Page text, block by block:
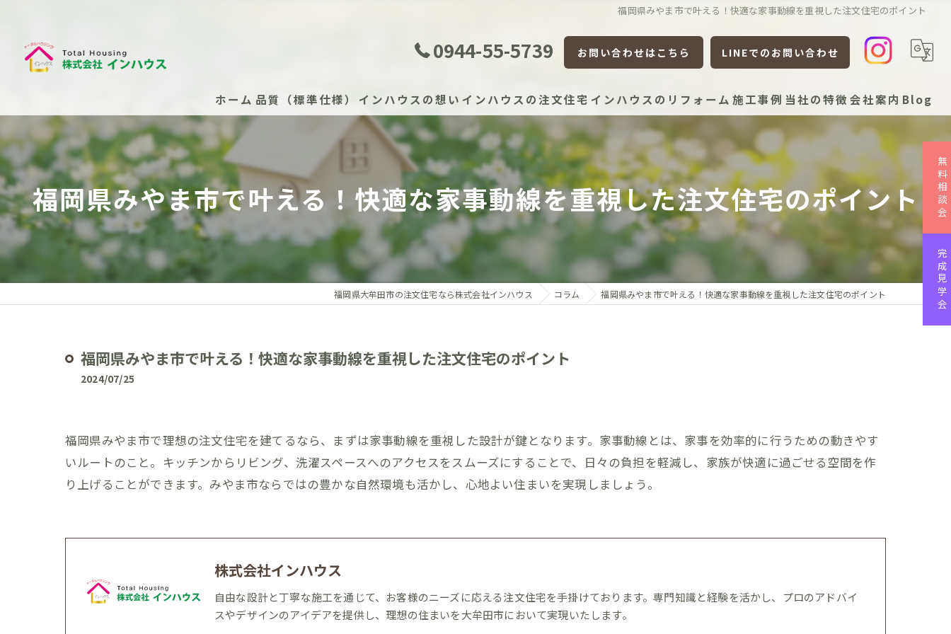
福岡県みやま市で叶える！快適な家事動線を重視した注文住宅のポイント
0944-55-5739 お問い合わせはこちら LINEでのお問い合わせ
ホーム 品質（標準仕様）
安心の保証体制
安心の保証制度
新築住宅かし保険（JIO）
安心の保証（住宅設備）
インハウスの想い インハウスの注文住宅 インハウスのリフォーム 施工事例 当社の特徴
新築
リノベーション
平屋
ローコスト
会社案内 Blog
福岡県みやま市で叶える！快適な家事動線を重視した注文住宅のポイント
福岡県大牟田市の注文住宅なら株式会社インハウス コラム 福岡県みやま市で叶える！快適な家事動線を重視した注文住宅のポイント
福岡県みやま市で叶える！快適な家事動線を重視した注文住宅のポイント
2024/07/25
福岡県みやま市で理想の注文住宅を建てるなら、まずは家事動線を重視した設計が鍵となります。家事動線とは、家事を効率的に行うための動きやす
いルートのこと。キッチンからリビング、洗濯スペースへのアクセスをスムーズにすることで、日々の負担を軽減し、家族が快適に過ごせる空間を作
り上げることができます。みやま市ならではの豊かな自然環境も活かし、心地よい住まいを実現しましょう。
株式会社インハウス
自由な設計と丁寧な施工を通じて、お客様のニーズに応える注文住宅を手掛けております。専門知識と経験を活かし、プロのアドバイ
スやデザインのアイデアを提供し、理想の住まいを大牟田市において実現いたします。
無料相談会
完成見学会